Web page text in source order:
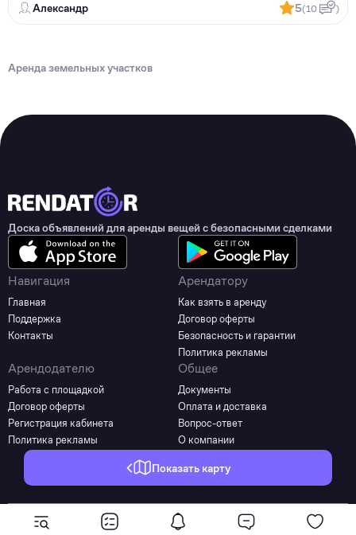
Показать карту
Александр 5(10 )
Аренда земельных участков
Доска объявлений для аренды вещей с безопасными сделками
Навигация
Главная
Поддержка
Контакты
Арендатору
Как взять в аренду
Договор оферты
Безопасность и гарантии
Политика рекламы
Арендодателю
Работа с площадкой
Договор оферты
Регистрация кабинета
Политика рекламы
Общее
Документы
Оплата и доставка
Вопрос-ответ
О компании